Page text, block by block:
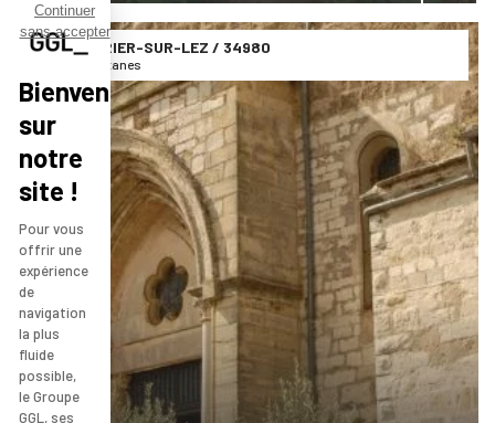
MONTFERRIER-SUR-LEZ / 34980
Allée des Platanes
Continuer
sans accepter
Bienvenue
sur
notre
site !
Pour vous
offrir une
expérience
de
navigation
la plus
fluide
possible,
le Groupe
GGL, ses